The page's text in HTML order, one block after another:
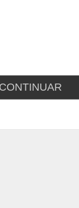
CONTINUAR